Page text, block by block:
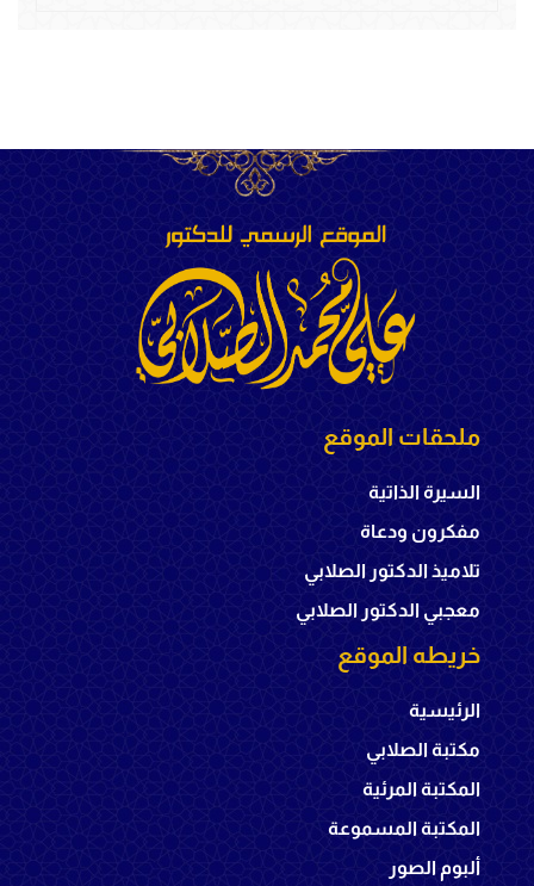
ملحقات الموقع
السيرة الذاتية
مفكرون ودعاة
تلاميذ الدكتور الصلابي
معجبي الدكتور الصلابي
خريطه الموقع
الرئيسية
مكتبة الصلابي
المكتبة المرئية
المكتبة المسموعة
ألبوم الصور